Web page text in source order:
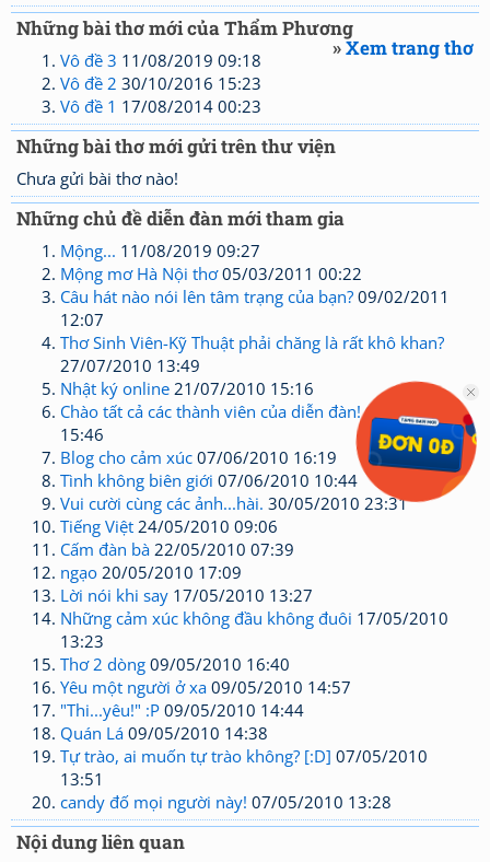
Những bài thơ mới của Thẩm Phương
»Xem trang thơ
Vô đề 3 11/08/2019 09:18
Vô đề 2 30/10/2016 15:23
Vô đề 1 17/08/2014 00:23
Những bài thơ mới gửi trên thư viện
Chưa gửi bài thơ nào!
Những chủ đề diễn đàn mới tham gia
Mộng... 11/08/2019 09:27
Mộng mơ Hà Nội thơ05/03/2011 00:22
Câu hát nào nói lên tâm trạng của bạn? 09/02/2011
12:07
Thơ Sinh Viên-Kỹ Thuật phải chăng là rất khô khan?
27/07/2010 13:49
Nhật ký online 21/07/2010 15:16
Chào tất cả các thành viên của diễn đàn!12/06/2010
15:46
Blog cho cảm xúc 07/06/2010 16:19
Tình không biên giới 07/06/2010 10:44
Vui cười cùng các ảnh...hài. 30/05/2010 23:31
Tiếng Việt 24/05/2010 09:06
Cấm đàn bà 22/05/2010 07:39
ngạo 20/05/2010 17:09
Lời nói khi say 17/05/2010 13:27
Những cảm xúc không đầu không đuôi 17/05/2010
13:23
Thơ 2 dòng 09/05/2010 16:40
Yêu một người ở xa 09/05/2010 14:57
"Thi...yêu!" :P 09/05/2010 14:44
Quán Lá 09/05/2010 14:38
Tự trào, ai muốn tự trào không? [:D] 07/05/2010
13:51
candy đố mọi người này! 07/05/2010 13:28
Nội dung liên quan